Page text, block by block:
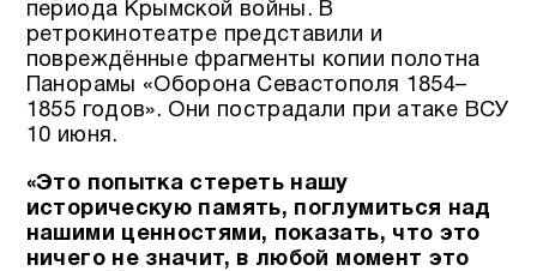
периода Крымской войны. В
ретрокинотеатре представили и
повреждённые фрагменты копии полотна
Панорамы «Оборона Севастополя 1854–
1855 годов». Они пострадали при атаке ВСУ
10 июня.
«Это попытка стереть нашу
историческую память, поглумиться над
нашими ценностями, показать, что это
ничего не значит, в любой момент это